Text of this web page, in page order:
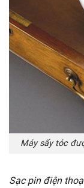
Máy sấy tóc
Sạc pin điện